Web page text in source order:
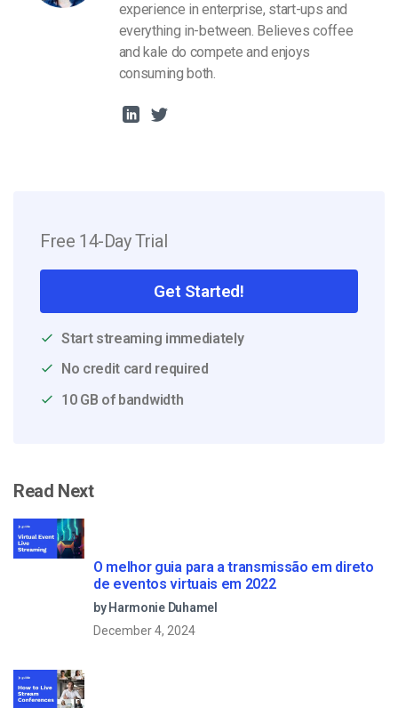
experience in enterprise, start-ups and
everything in-between. Believes coffee
and kale do compete and enjoys
consuming both.
Free 14-Day Trial
Get Started!
Start streaming immediately
No credit card required
10 GB of bandwidth
Read Next
O melhor guia para a transmissão em direto
de eventos virtuais em 2022
by Harmonie Duhamel
December 4, 2024